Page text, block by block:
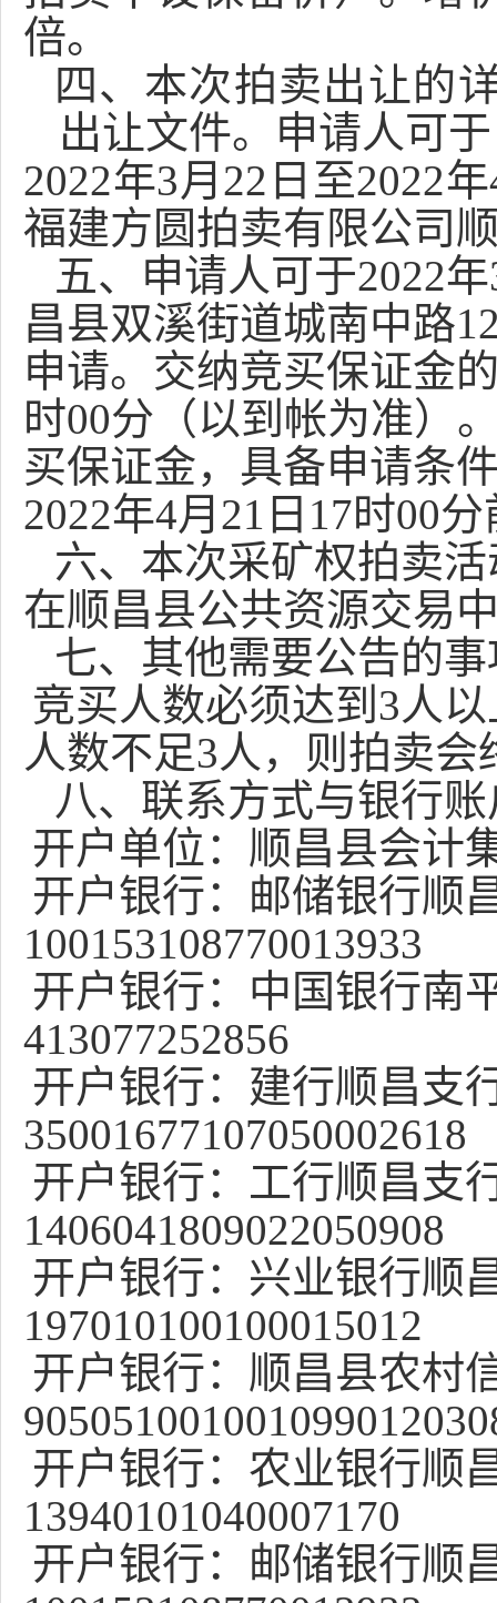
倍。
四、本次拍卖出让的
出让文件。申请人可于
2022年3月 22 日至2022年
福建方圆拍卖有限公司
五、申请人可于2022年
昌县双溪街道城南中路
申请。交纳竞买保证金
时00分 （以到帐为准）
买保证金，具备申请条
2022年4月 21 日 17时00
六、本次采矿权拍卖
在顺昌县公共资源交易
七、其他需要公告的事
竞买人数必须达到 3人
人数不足3人，则拍卖会
八、联系方式与银行
开户单位：顺昌县会计
开户银行：邮储银行顺
100153108770013933
开户银行：中国银行南
413077252856
开户银行：建行顺昌支
35001677107050002618
开户银行：工行顺昌支
1406041809022050908
开户银行：兴业银行顺
197010100100015012
开户银行：顺昌县农村
开户银行：农业银行顺
13940101040007170
开户银行：邮储银行顺